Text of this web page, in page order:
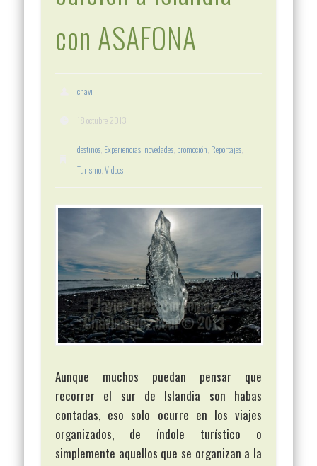
con ASAFONA
chavi
18 octubre 2013
destinos Experiencias novedades promoción Reportajes
Turismo ,Videos
Aunque muchos puedan pensar que
recorrer el sur de Islandia son habas
contadas, eso solo ocurre en los viajes
organizados, de índole turístico o
simplemente aquellos que se organizan a la